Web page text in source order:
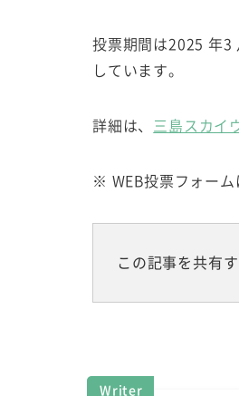
投票期間は2025 年3
しています。
詳細は、 三島スカイ
※ WEB投票フォー
この記事を共有
Writer